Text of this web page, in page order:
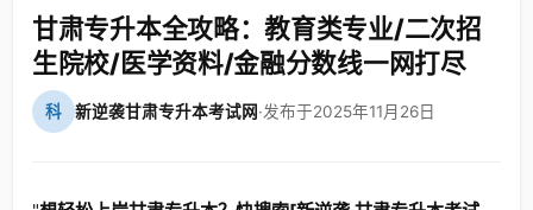
甘肃专升本全攻略：教育类专业/二次招
生院校/医学资料/金融分数线一网打尽
科 新逆袭甘肃专升本考试网·发布于2025年11月26日